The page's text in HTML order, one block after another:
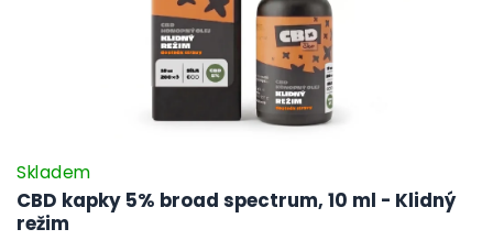
CBD kapky 5% broad spectrum, 10 ml - Klidný
režim
Skladem